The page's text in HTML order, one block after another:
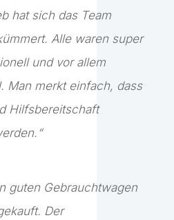
hat sich das Team
Alle waren super
und vor allem
Man merkt einfach, dass
Hilfsbereitschaft
guten Gebrauchtwagen
Der